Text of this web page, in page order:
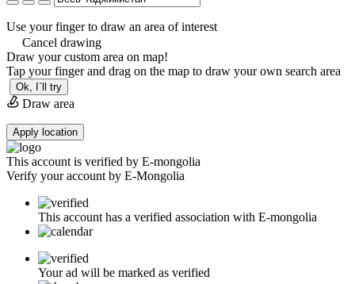
Use your finger to draw an area of interest
Cancel drawing
Draw your custom area on map!
Tap your finger and drag on the map to draw your own search area
Ok, I`ll try
Draw area
Apply location
This account is verified by E-mongolia
Verify your account by E-Mongolia
This account has a verified association with E-mongolia
Your ad will be marked as verified